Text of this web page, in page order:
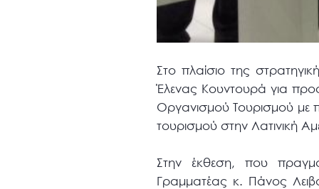
Στο πλαίσιο της
Έλενας Κουντουρά για
Οργανισμού Τουρισμού με
τουρισμού στην Λατινική
Στην έκθεση, που
Γραμματέας κ. Πάνος